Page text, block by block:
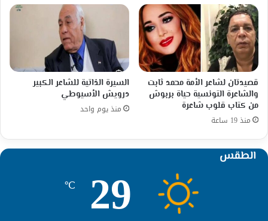
قصيدتان لشاعر الأمة محمد ثابت
والشاعرة التونسية حياة بربوش
من كتاب قلوب شاعرة
منذ 19 ساعة
السيرة الذاتية للشاعر الكبير
درويش الأسيوطي
منذ يوم واحد
الطقس 29
℃